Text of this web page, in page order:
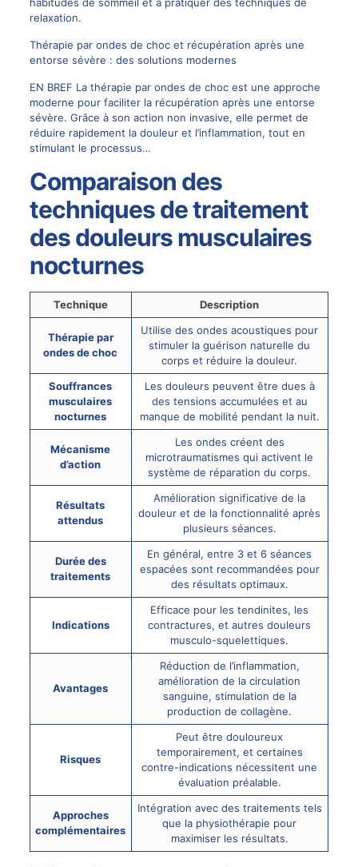
relaxation.
Thérapie par ondes de choc et récupération après une
entorse sévère : des solutions modernes
EN BREF La thérapie par ondes de choc est une approche
moderne pour faciliter la récupération après une entorse
sévère. Grâce à son action non invasive, elle permet de
réduire rapidement la douleur et l’inflammation, tout en
stimulant le processus…
Comparaison des
techniques de traitement
des douleurs musculaires
nocturnes
Technique Description
Thérapie par
ondes de choc
Utilise des ondes acoustiques pour
stimuler la guérison naturelle du
corps et réduire la douleur.
Souffrances
musculaires
nocturnes
Les douleurs peuvent être dues à
des tensions accumulées et au
manque de mobilité pendant la nuit.
Mécanisme
d’action
Les ondes créent des
microtraumatismes qui activent le
système de réparation du corps.
Résultats
attendus
Amélioration significative de la
douleur et de la fonctionnalité après
plusieurs séances.
Durée des
traitements
En général, entre 3 et 6 séances
espacées sont recommandées pour
des résultats optimaux.
Indications
Efficace pour les tendinites, les
contractures, et autres douleurs
musculo-squelettiques.
Avantages
Réduction de l’inflammation,
amélioration de la circulation
sanguine, stimulation de la
production de collagène.
Risques
Peut être douloureux
temporairement, et certaines
contre-indications nécessitent une
évaluation préalable.
Approches
complémentaires
Intégration avec des traitements tels
que la physiothérapie pour
maximiser les résultats.